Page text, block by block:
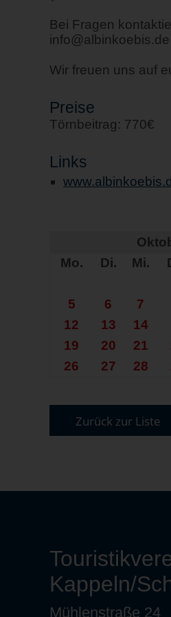
Bei Fragen
Wir freuen uns auf
Preise
Törnbeitrag: 770€
Links
Mo.
Di. Mi.
5
6 7
12
13 14
19
20 21
26
27 28
Zurück zur Liste
Kappeln/
Mühlenstraße 24